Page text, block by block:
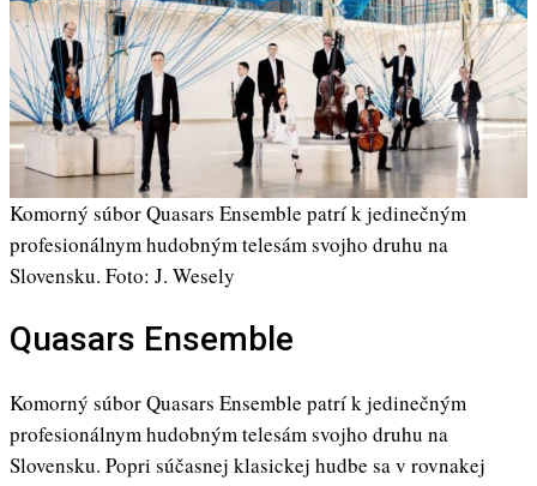
Komorný súbor Quasars Ensemble patrí k jedinečným
profesionálnym hudobným telesám svojho druhu na
Slovensku. Foto: J. Wesely
Quasars Ensemble
Komorný súbor Quasars Ensemble patrí k jedinečným
profesionálnym hudobným telesám svojho druhu na
Slovensku. Popri súčasnej klasickej hudbe sa v rovnakej